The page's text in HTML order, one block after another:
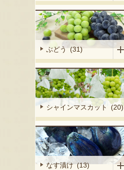
ぶどう (31)
シャインマスカット (20)
なす漬け (13)